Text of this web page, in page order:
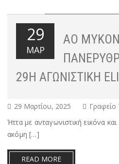
29
ΜΑΡ
ΑΟ
29Η ΑΓΩΝΙΣΤΙΚΉ
29 Μαρτίου, 2025
Ήττα με ανταγωνιστική εικόνα
ακόμη […]
READ MORE